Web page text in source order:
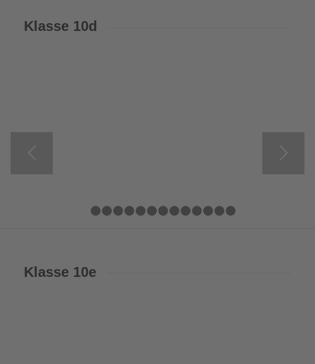
Klasse 10d
1 2 3 4 5 6 7 8
Klasse 10e